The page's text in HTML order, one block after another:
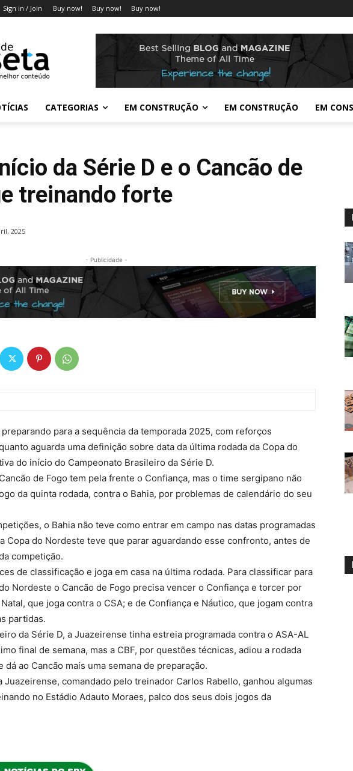
Sign in / Join Buy now! Buy now! Buy now!
CATEGORIAS EM CONSTRUÇÃO EM CONSTRUÇÃO EM
da Série D e o Cancão de
treinando forte
2025
- Publicidade -
para a sequência da temporada 2025, com reforços
aguarda uma definição sobre data da última rodada da Copa do
do início do Campeonato Brasileiro da Série D.
de Fogo tem pela frente o Confiança, mas o time sergipano não
da quinta rodada, contra o Bahia, por problemas de calendário do seu
o Bahia não teve como entrar em campo nas datas programadas
Copa do Nordeste teve que parar aguardando esse confronto, antes de
competição.
de classificação e joga em casa na última rodada. Para classificar para
Nordeste o Cancão de Fogo precisa vencer o Confiança e torcer por
que joga contra o CSA; e de Confiança e Náutico, que jogam contra
partidas.
da Série D, a Juazeirense tinha estreia programada contra o ASA-AL
final de semana, mas a CBF, por questões técnicas, adiou a rodada
dá ao Cancão mais uma semana de preparação.
Juazeirense, comandado pelo treinador Carlos Rabello, ganhou algumas
no Estádio Adauto Moraes, palco dos seus dois jogos da